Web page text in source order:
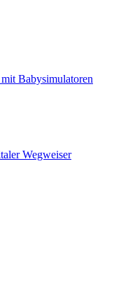
Babysimulatoren
Wegweiser